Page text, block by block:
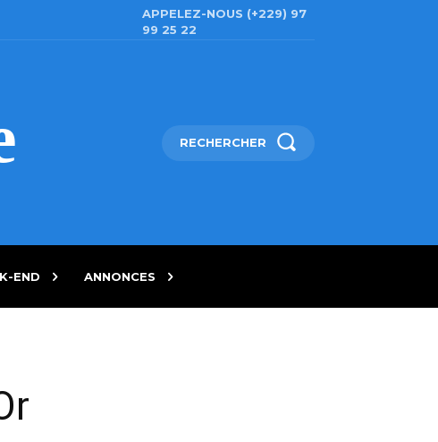
APPELEZ-NOUS (+229) 97
99 25 22
RECHERCHER
END ANNONCES